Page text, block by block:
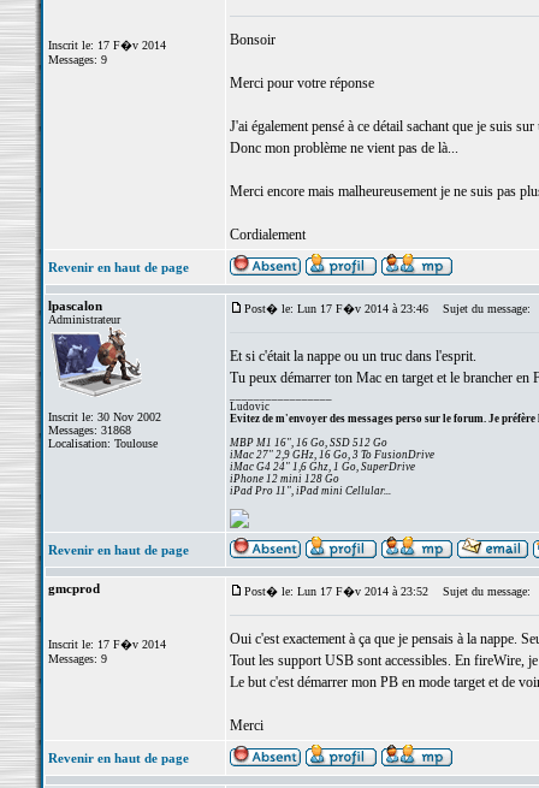
Inscrit le: 17 F�v 2014
Messages: 9
Bonsoir
Merci pour votre réponse
J'ai également pensé à ce détail sachant que je suis
Donc mon problème ne vient pas de là...
Merci encore mais malheureusement je ne suis pas
Cordialement
Revenir en haut de page
lpascalon
Administrateur
Inscrit le: 30 Nov 2002
Messages: 31868
Localisation: Toulouse
Post� le: Lun 17 F�v 2014 à 23:46 Sujet du message:
Et si c'était la nappe ou un truc dans l'esprit.
Tu peux démarrer ton Mac en target et le brancher en
Ludovic
Evitez de m'envoyer des messages perso sur le forum. Je préfère
MBP M1 16", 16 Go, SSD 512 Go
iMac 27" 2,9 GHz, 16 Go, 3 To FusionDrive
iMac G4 24" 1,6 Ghz, 1 Go, SuperDrive
iPhone 12 mini 128 Go
iPad Pro 11", iPad mini Cellular...
Revenir en haut de page
gmcprod
Inscrit le: 17 F�v 2014
Messages: 9
Post� le: Lun 17 F�v 2014 à 23:52 Sujet du message:
Oui c'est exactement à ça que je pensais à la nappe.
Tout les support USB sont accessibles. En fireWire,
Le but c'est démarrer mon PB en mode target et de
Merci
Revenir en haut de page